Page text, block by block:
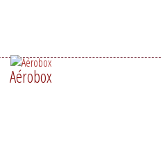
Aérobox